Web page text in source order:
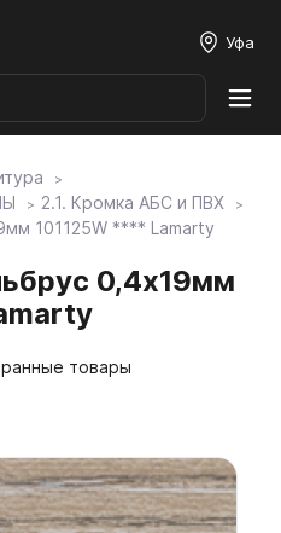
Уфа
2.1. Кромка АБС и ПВХ
101125W **** Lamarty
0,4х19мм
товары